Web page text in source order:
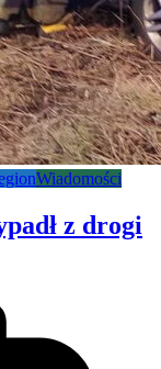
Wiadomości
z drogi